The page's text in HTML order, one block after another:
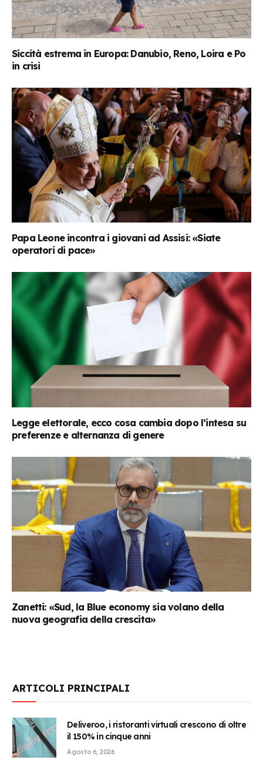
Siccità estrema in Europa: Danubio, Reno, Loira e Po
in crisi
Papa Leone incontra i giovani ad Assisi: «Siate
operatori di pace»
Legge elettorale, ecco cosa cambia dopo l’intesa su
preferenze e alternanza di genere
Zanetti: «Sud, la Blue economy sia volano della
nuova geografia della crescita»
ARTICOLI PRINCIPALI
Deliveroo, i ristoranti virtuali crescono di oltre
il 150% in cinque anni
Agosto 6, 2026